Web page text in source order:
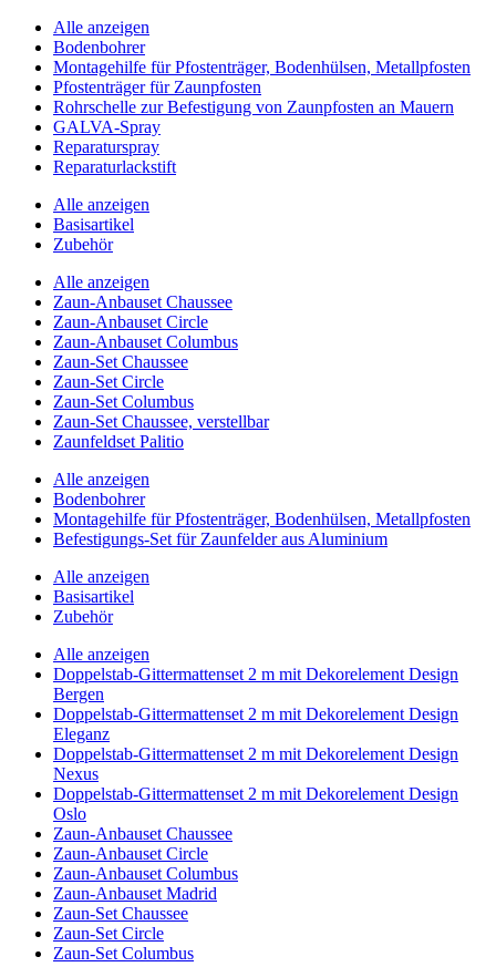
Alle anzeigen
Bodenbohrer
Montagehilfe für Pfostenträger, Bodenhülsen, Metallpfosten
Pfostenträger für Zaunpfosten
Rohrschelle zur Befestigung von Zaunpfosten an Mauern
GALVA-Spray
Reparaturspray
Reparaturlackstift
Alle anzeigen
Basisartikel
Zubehör
Alle anzeigen
Zaun-Anbauset Chaussee
Zaun-Anbauset Circle
Zaun-Anbauset Columbus
Zaun-Set Chaussee
Zaun-Set Circle
Zaun-Set Columbus
Zaun-Set Chaussee, verstellbar
Zaunfeldset Palitio
Alle anzeigen
Bodenbohrer
Montagehilfe für Pfostenträger, Bodenhülsen, Metallpfosten
Befestigungs-Set für Zaunfelder aus Aluminium
Alle anzeigen
Basisartikel
Zubehör
Alle anzeigen
Doppelstab-Gittermattenset 2 m mit Dekorelement Design
Bergen
Doppelstab-Gittermattenset 2 m mit Dekorelement Design
Eleganz
Doppelstab-Gittermattenset 2 m mit Dekorelement Design
Nexus
Doppelstab-Gittermattenset 2 m mit Dekorelement Design
Oslo
Zaun-Anbauset Chaussee
Zaun-Anbauset Circle
Zaun-Anbauset Columbus
Zaun-Anbauset Madrid
Zaun-Set Chaussee
Zaun-Set Circle
Zaun-Set Columbus